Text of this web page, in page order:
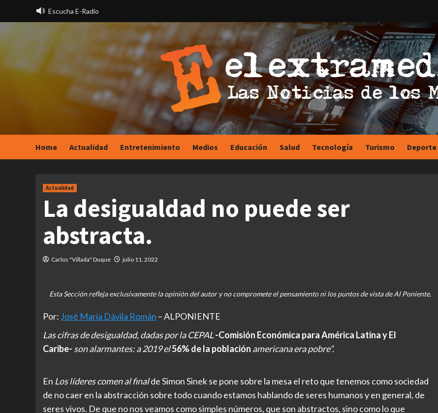
Escucha E-Radio
Home Actualidad Entretenimiento Medios Educación Salud Tecnología Turismo Deporte
Actualidad
La desigualdad no puede ser
abstracta.
Carlos "Villada" Duque julio 11, 2022
Esta Sección refleja exclusivamente la opinión del autor y no compromete el pensamiento ni los puntos de vista de Al Poniente,
Por: José María Dávila Román – ALPONIENTE
Las cifras de desigualdad, dadas por la CEPAL-Comisión Económica para América Latina y El
Caribe- son alarmantes: a 2019 el56% de la población americana era pobre”.
En Los líderes comen al finalde Simon Sinek se pone sobre la mesa el reto que tenemos como sociedad
de no caer en la abstracción sobre todo cuando estamos hablando de seres humanos y en general, de
seres vivos. De que no nos veamos como simples números, que son abstractos, sino como lo que